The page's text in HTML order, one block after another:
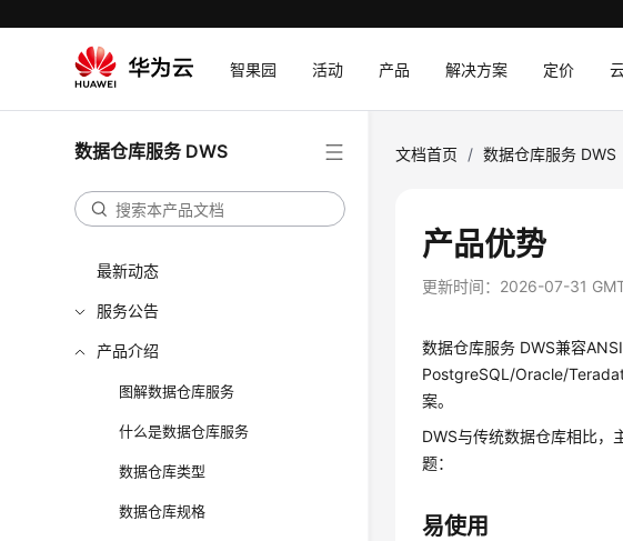
智果园 活动 产品 解决方案 定价
数据仓库服务 DWS
最新动态
服务公告
产品介绍
图解数据仓库服务
什么是数据仓库服务
数据仓库类型
数据仓库规格
文档首页 / 数据仓库服务 DWS
产品优势
更新时间： 2026-07-31
数据仓库服务 DWS兼容
PostgreSQL/Oracle/
案。
DWS与传统数据仓库相比，
题：
易使用